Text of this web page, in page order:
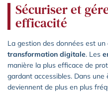
Sécuriser et
efficacité
La gestion des données est
transformation digitale. Les
manière la plus efficace de
gardant accessibles. Dans
deviennent de plus en plus